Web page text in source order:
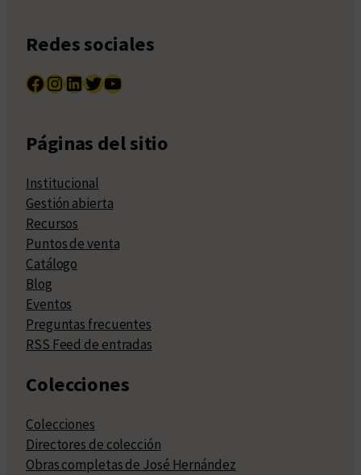
Redes sociales
Facebook InstagramLinkedIn Twitter YouTube
Páginas del sitio
Institucional
Gestión abierta
Recursos
Puntos de venta
Catálogo
Blog
Eventos
Preguntas frecuentes
RSS Feed de entradas
Colecciones
Colecciones
Directores de colección
Obras completas de José Hernández